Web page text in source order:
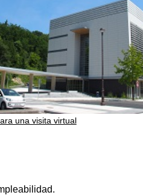
una visita virtual